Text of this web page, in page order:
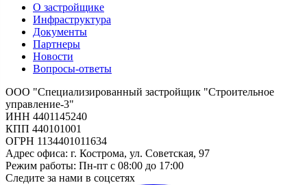
О застройщике
Инфраструктура
Документы
Партнеры
Новости
Вопросы-ответы
ООО "Специализированный застройщик "Строительное
управление-3"
ИНН 4401145240
КПП 440101001
ОГРН 1134401011634
Адрес офиса: г. Кострома, ул. Советская, 97
Режим работы: Пн-пт с 08:00 до 17:00
Следите за нами в соцсетях